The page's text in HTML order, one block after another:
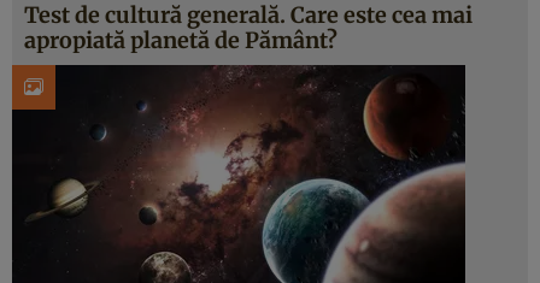
Test de cultură generală. Care este cea mai
apropiată planetă de Pământ?